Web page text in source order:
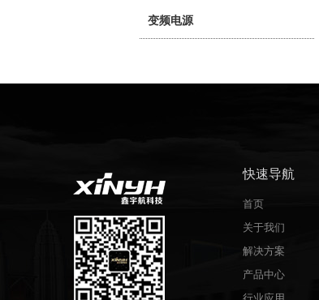
变频电源
快速导航
首页
关于我们
解决方案
产品中心